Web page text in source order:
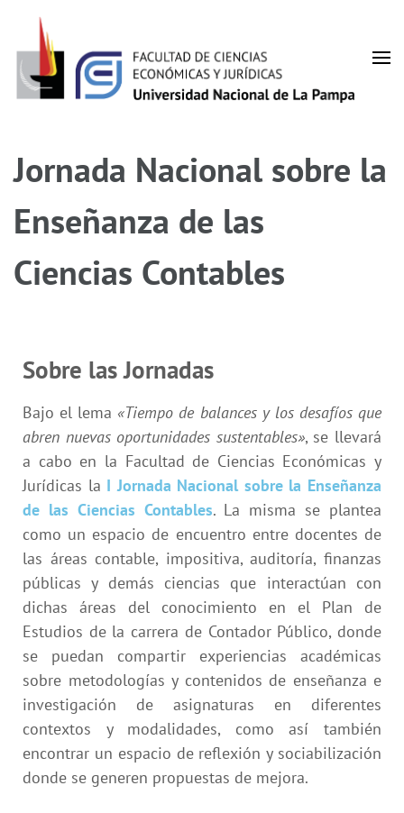
Jornada Nacional sobre la
Enseñanza de las
Ciencias Contables
Sobre las Jornadas
Bajo el lema «Tiempo de balances y los desafíos que
abren nuevas oportunidades sustentables», se llevará
a cabo en la Facultad de Ciencias Económicas y
Jurídicas la I Jornada Nacional sobre la Enseñanza
de las Ciencias Contables. La misma se plantea
como un espacio de encuentro entre docentes de
las áreas contable, impositiva, auditoría, finanzas
públicas y demás ciencias que interactúan con
dichas áreas del conocimiento en el Plan de
Estudios de la carrera de Contador Público, donde
se puedan compartir experiencias académicas
sobre metodologías y contenidos de enseñanza e
investigación de asignaturas en diferentes
contextos y modalidades, como así también
encontrar un espacio de reflexión y sociabilización
donde se generen propuestas de mejora.